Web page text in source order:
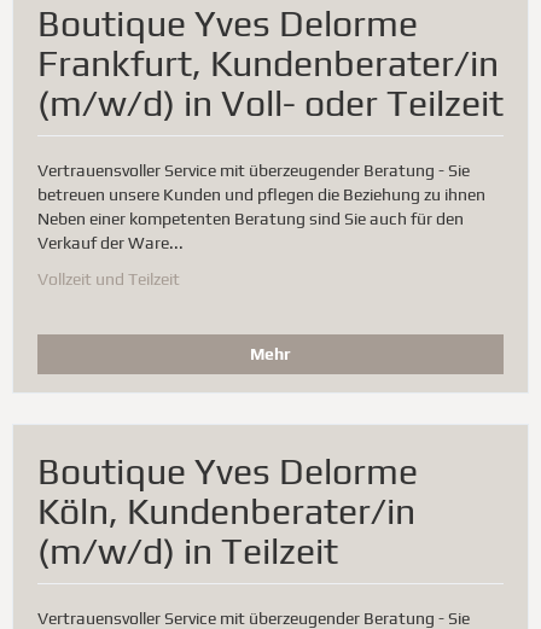
Boutique Yves Delorme
Frankfurt, Kundenberater/in
(m/w/d) in Voll- oder Teilzeit
Vertrauensvoller Service mit überzeugender Beratung - Sie
betreuen unsere Kunden und pflegen die Beziehung zu ihnen
Neben einer kompetenten Beratung sind Sie auch für den
Verkauf der Ware...
Vollzeit und Teilzeit
Mehr
Boutique Yves Delorme
Köln, Kundenberater/in
(m/w/d) in Teilzeit
Vertrauensvoller Service mit überzeugender Beratung - Sie